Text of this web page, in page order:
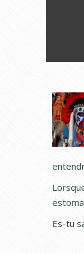
Es-tu